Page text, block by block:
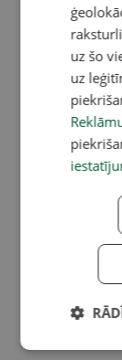
uz šo
uz